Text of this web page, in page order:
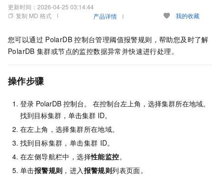
更新时间： 2026-04-25 03:14:44
复制 MD 格式
产品详情 我的收藏
您可以通过 PolarDB 控制台管理阈值报警规则，帮助您及时了解
PolarDB 集群或节点的监控数据异常并快速进行处理。
操作步骤
登录 PolarDB 控制台。 在控制台左上角，选择集群所在地域。
找到目标集群，单击集群 ID。
在左上角，选择集群所在地域。
找到目标集群，单击集群 ID。
在左侧导航栏中，选择性能监控。
单击报警规则 ，进入报警规则列表页面。